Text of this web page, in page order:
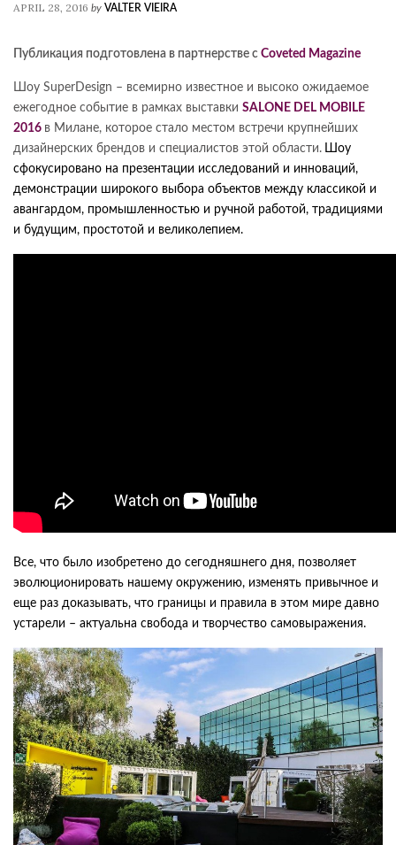
APRIL 28, 2016 by VALTER VIEIRA
Публикация подготовлена в партнерстве с Coveted Magazine
Шоу SuperDesign – всемирно известное и высоко ожидаемое
ежегодное событие в рамках выставки SALONE DEL MOBILE
2016 в Милане, которое стало местом встречи крупнейших
дизайнерских брендов и специалистов этой области. Шоу
сфокусировано на презентации исследований и инноваций,
демонстрации широкого выбора объектов между классикой и
авангардом, промышленностью и ручной работой, традициями
и будущим, простотой и великолепием.
Все, что было изобретено до сегодняшнего дня, позволяет
эволюционировать нашему окружению, изменять привычное и
еще раз доказывать, что границы и правила в этом мире давно
устарели – актуальна свобода и творчество самовыражения.